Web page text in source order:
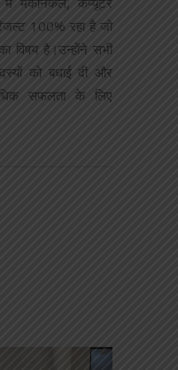
100% रहा है जो
विषय है।उन्होंने सभी
को बधाई दी और
सफलता के लिए